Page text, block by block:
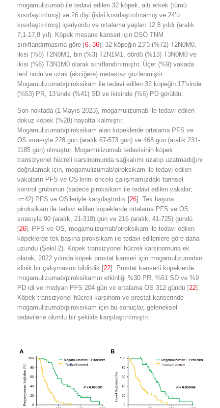
mogamulizumab ile tedavi edilen 32 köpek, altı erkek (tümü
kısırlaştırılmış) ve 26 dişi (ikisi kısırlaştırılmamış ve 24’ü
kısırlaştırılmış) içeriyordu ve ortalama yaşları 12,8 yıldı (aralık
7,1-17,8 yıl). Köpek mesane kanseri için DSÖ TNM
sınıflandırmasına göre [6, 36], 32 köpeğin 23’ü (%72) T2N0M0,
ikisi (%6) T2N0M1, biri (%3) T2N1M1, dördü (%13) T3N0M0 ve
ikisi (%6) T3N1M0 olarak sınıflandırılmıştır. Üçer (%9) vakada
lenf nodu ve uzak (akciğere) metastaz gözlenmiştir.
Mogamulizumab/piroksikam ile tedavi edilen 32 köpeğin 17’sinde
(%53) PR, 13’ünde (%41) SD ve ikisinde (%6) PD görüldü.
Son noktada (1 Mayıs 2023), mogamulizumab ile tedavi edilen
dokuz köpek (%28) hayatta kalmıştır.
Mogamulizumab/piroksikam alan köpeklerde ortalama PFS ve
OS sırasıyla 228 gün (aralık 67-573 gün) ve 468 gün (aralık 231-
1185 gün) olmuştur. Mogamulizumab tedavisinin köpek
transizyonel hücreli karsinomunda sağkalımı uzatıp uzatmadığını
doğrulamak için, mogamulizumab/piroksikam ile tedavi edilen
vakaların PFS ve OS’lerini önceki çalışmamızdaki tarihsel
kontrol grubunun (sadece piroksikam ile tedavi edilen vakalar;
n=42) PFS ve OS’leriyle karşılaştırdık [26]. Tek başına
piroksikam ile tedavi edilen köpeklerde ortalama PFS ve OS
sırasıyla 90 (aralık, 21-318) gün ve 216 (aralık, 41-725) gündü
[26]. PFS ve OS, mogamulizumab/piroksikam ile tedavi edilen
köpeklerde tek başına piroksikam ile tedavi edilenlere göre daha
uzundu (Şekil 2). Köpek transizyonel hücreli karsinomuna ek
olarak, 2022 yılında köpek prostat kanseri için mogamulizumabın
klinik bir çalışmasını bildirdik [22]. Prostat kanserli köpeklerde
mogamulizumab/piroksikamın etkinliği %30 PR, %61 SD ve %9
PD idi ve medyan PFS 204 gün ve ortalama OS 312 gündü [22].
Köpek transizyonel hücreli karsinom ve prostat kanserinde
mogamulizumab/piroksikam için bu sonuçlar, geleneksel
tedavilerle olumlu bir şekilde karşılaştırılmıştır.